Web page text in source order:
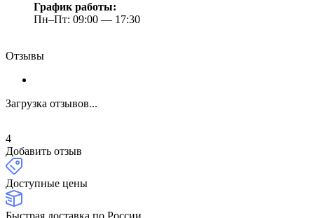
График работы:
Пн–Пт: 09:00 — 17:30
Отзывы
Загрузка отзывов...
4
Добавить отзыв
Доступные цены